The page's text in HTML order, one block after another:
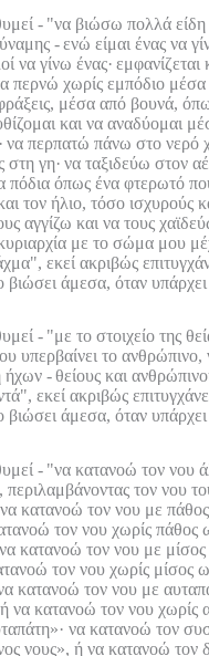
- "να βιώσω πολλά είδη
-ενώ είμαι ένας να
να γίνω ένας· εμφανίζεται
περνώ χωρίς εμπόδιο μέσα
μέσα από βουνά,
και να αναδύομαι
να περπατώ πάνω στο νερό
στη γη· να ταξιδεύω στον
πόδια όπως ένα φτερωτό
τον ήλιο, τόσο ισχυρούς
αγγίζω και να τους
με το σώμα μου
εκεί ακριβώς
βιώσει άμεσα, όταν
- "με το στοιχείο της
υπερβαίνει το
ήχων -θείους και
εκεί ακριβώς
βιώσει άμεσα, όταν
- "να κατανοώ τον νου
τον νου
να κατανοώ τον νου με
τον νου χωρίς πάθος
κατανοώ τον νου με
τον νου χωρίς μίσος
κατανοώ τον νου με
να κατανοώ τον νου χωρίς
να κατανοώ τον
νους», ή να κατανοώ τον